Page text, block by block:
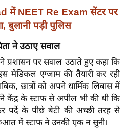
में NEET Re Exam सेंटर पर
बुलानी पड़ी पुलिस
ने उठाए सवाल
प्रशासन पर सवाल उठाते हुए कहा कि
मेडिकल एग्जाम की तैयारी कर रही
छात्रों को अपने धार्मिक लिबास में
केंद्र के स्टाफ से अपील भी की थी कि
पर्दे के पीछे बेटी की अच्छी तरह से
में स्टाफ ने उनकी एक न सुनी।